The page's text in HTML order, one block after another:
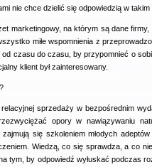
nie chce dzielić się odpowiedzią w takim
marketingowy, na którym są dane firmy,
miłe wspomnienia z
czasu do czasu, by przypomnieć o
klient był zainteresowany.
sprzedaży w bezpośrednim
opory w nawiązywaniu
się szkoleniem młodych
Wiedzą, co się sprawdza, a co
tym, by odpowiedź wyłuskać podczas